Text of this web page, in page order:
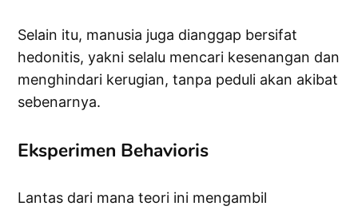
Selain itu, manusia juga dianggap bersifat
hedonitis, yakni selalu mencari kesenangan dan
menghindari kerugian, tanpa peduli akan akibat
sebenarnya.
Eksperimen Behavioris
Lantas dari mana teori ini mengambil